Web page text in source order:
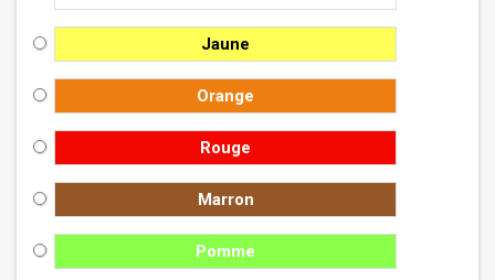
Jaune
Orange
Rouge
Marron
Pomme